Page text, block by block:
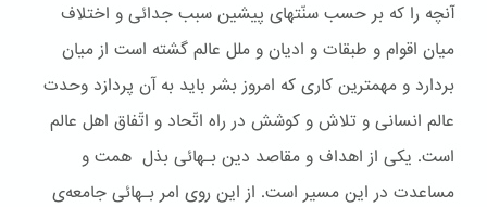
آنچه را که بر حسب سنّتهای پیشین سبب جدائی و اختلاف
میان اقوام و طبقات و ادیان و ملل عالم گشته است از میان
بردارد و مهمترین کاری که امروز بشر باید به آن پردازد وحدت
عالم انسانی و تلاش و کوشش در راه اتّحاد و اتّفاق اهل عالم
است. یکی از اهداف و مقاصد دین بـهائی بذل همت و
مساعدت در این مسیر است. از این روی امر بـهائی جامعه‌ی